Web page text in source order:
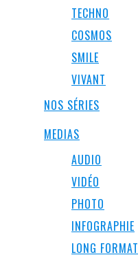
TECHNO
COSMOS
SMILE
VIVANT
NOS SÉRIES
MEDIAS
AUDIO
VIDÉO
PHOTO
INFOGRAPHIE
LONG FORMAT